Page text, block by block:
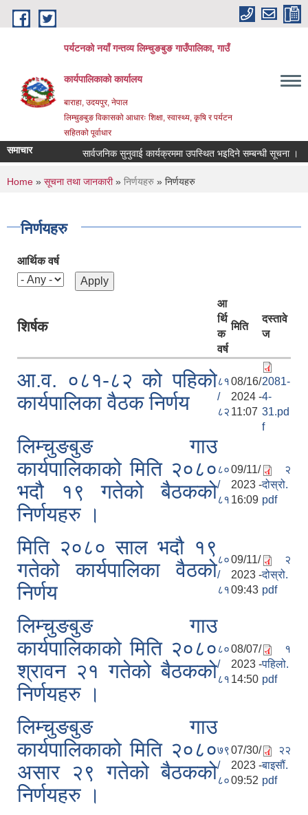
Skip to main content
पर्यटनको नयाँ गन्तव्य लिम्चुङबुङ गाउँपालिका, गाउँ
कार्यपालिकाको कार्यालय
बाराहा, उदयपुर, नेपाल
लिम्चुङबुङ विकासको आधारः शिक्षा, स्वास्थ्य, कृषि र पर्यटन
सहितको पूर्वाधार
समाचार सार्वजनिक सुनुवाई कार्यक्रममा उपस्थित भइदिने सम्बन्धी सूचना ।
You are here
Home » सूचना तथा जानकारी» निर्णयहरु » निर्णयहरु
निर्णयहरु
आर्थिक वर्ष
शिर्षक
आ
र्थि
क
वर्ष
मिति
दस्तावे
ज
आ.व. ०८१-८२ को पहिको
कार्यपालिका वैठक निर्णय
८१
/
८२
08/16/
2024 -
11:07
2081-
4-
31.pd
f
लिम्चुङबुङ गाउ
कार्यपालिकाको मिति २०८०
भदौ १९ गतेको बैठकको
निर्णयहरु ।
८०
/
८१
09/11/
2023 -
16:09
२
दोस्रो.
pdf
मिति २०८० साल भदौ १९
गतेको कार्यपालिका वैठको
निर्णय
८०
/
८१
09/11/
2023 -
09:43
२
दोस्रो.
pdf
लिम्चुङबुङ गाउ
कार्यपालिकाको मिति २०८०
श्रावन २१ गतेको बैठकको
निर्णयहरु ।
८०
/
८१
08/07/
2023 -
14:50
१
पहिलो.
pdf
लिम्चुङबुङ गाउ
कार्यपालिकाको मिति २०८०
असार २९ गतेको बैठकको
निर्णयहरु ।
७९
/
८०
07/30/
2023 -
09:52
२२
बाइसौं.
pdf